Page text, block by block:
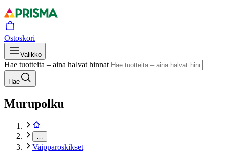
Ostoskori
Valikko
Hae tuotteita – aina halvat hinnat
Hae
Murupolku
Vaipparoskikset